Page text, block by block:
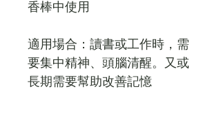
香棒中使用
適用場合：讀書或工作時，需
要集中精神、頭腦清醒。又或
長期需要幫助改善記憶